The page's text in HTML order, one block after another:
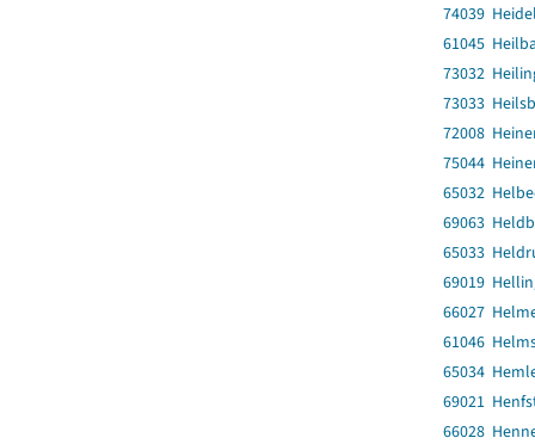
74039
61045
73032
73033
72008
75044
65032
69063
65033
69019
66027
61046
65034
69021
66028